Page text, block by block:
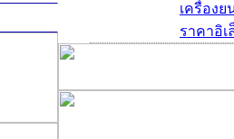
เครื่อง
ราคาอิเ